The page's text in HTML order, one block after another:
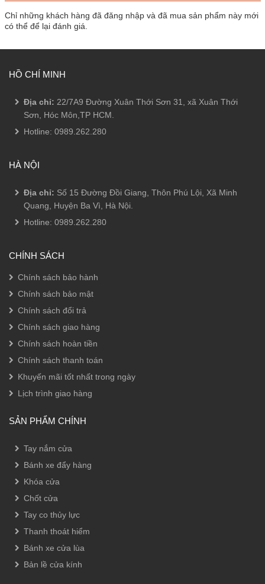
Chỉ những khách hàng đã đăng nhập và đã mua sản phẩm này mới
có thể để lại đánh giá.
HỒ CHÍ MINH
Địa chỉ: 22/7A9 Đường Xuân Thới Sơn 31, xã Xuân Thới
Sơn, Hóc Môn,TP HCM.
Hotline: 0989.262.280
HÀ NỘI
Địa chỉ: Số 15 Đường Đồi Giang, Thôn Phú Lội, Xã Minh
Quang, Huyện Ba Vì, Hà Nội.
Hotline: 0989.262.280
CHÍNH SÁCH
Chính sách bảo hành
Chính sách bảo mật
Chính sách đổi trả
Chính sách giao hàng
Chính sách hoàn tiền
Chính sách thanh toán
Khuyến mãi tốt nhất trong ngày
Lịch trình giao hàng
SẢN PHẨM CHÍNH
Tay nắm cửa
Bánh xe đẩy hàng
Khóa cửa
Chốt cửa
Tay co thủy lực
Thanh thoát hiểm
Bánh xe cửa lùa
Bản lề cửa kính